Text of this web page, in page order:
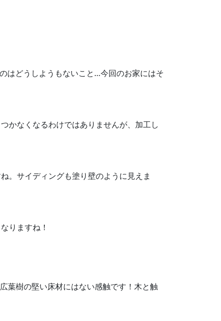
はどうしようもないこと…今回のお家にはそ
かなくなるわけではありませんが、加工し
。サイディングも塗り壁のように見えま
りますね！
葉樹の堅い床材にはない感触です！木と触